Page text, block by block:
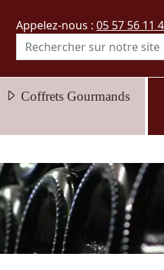
Appelez-nous : 05 57 56 11
Coffrets Gourmands